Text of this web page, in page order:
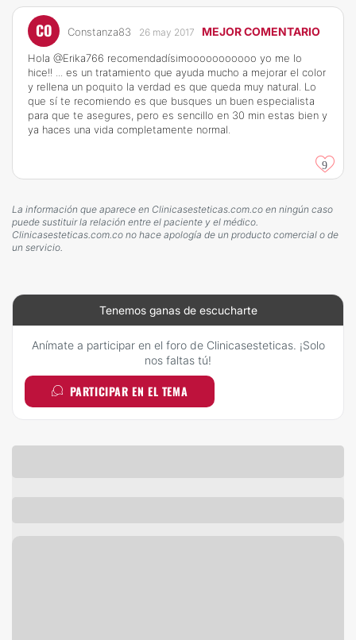
CO Constanza83 26 may 2017 MEJOR COMENTARIO
Hola @Erika766 recomendadísimooooooooooo yo me lo
hice!! ... es un tratamiento que ayuda mucho a mejorar el color
y rellena un poquito la verdad es que queda muy natural. Lo
que sí te recomiendo es que busques un buen especialista
para que te asegures, pero es sencillo en 30 min estas bien y
ya haces una vida completamente normal.
9
La información que aparece en Clinicasesteticas.com.co en ningún caso
puede sustituir la relación entre el paciente y el médico.
Clinicasesteticas.com.co no hace apología de un producto comercial o de
un servicio.
Tenemos ganas de escucharte
Anímate a participar en el foro de Clinicasesteticas. ¡Solo
nos faltas tú!
PARTICIPAR EN EL TEMA